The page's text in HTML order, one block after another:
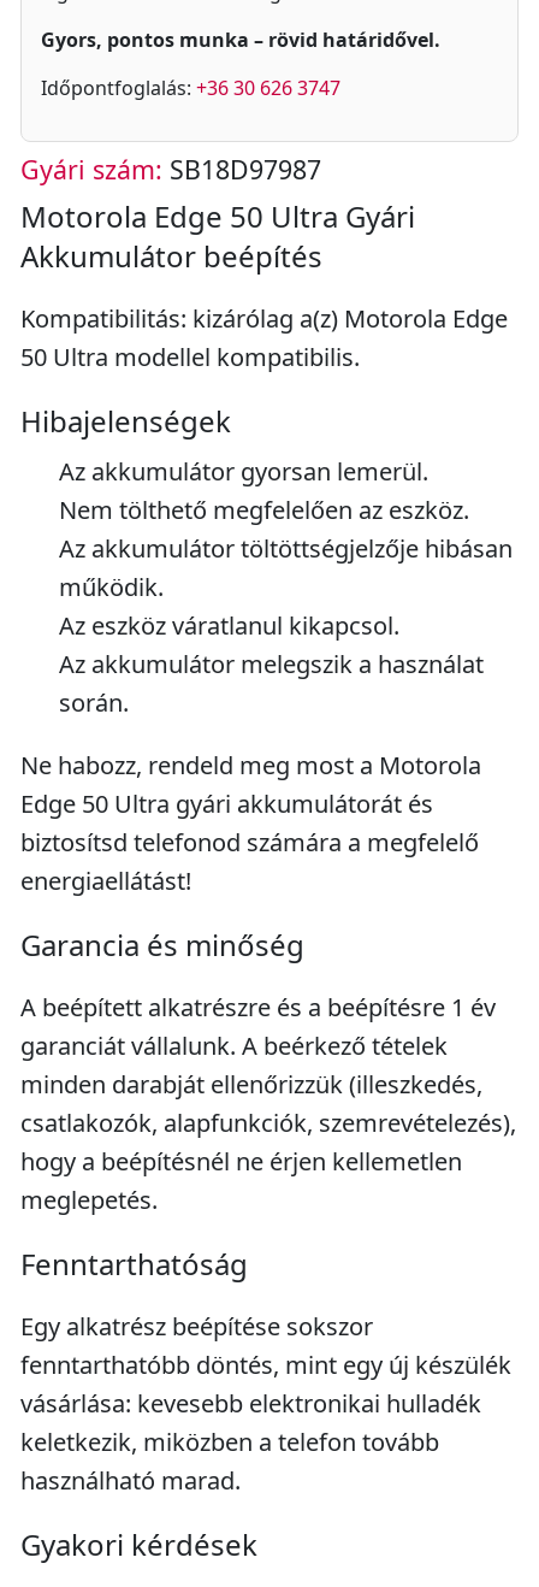
Gyors, pontos munka – rövid határidővel.
Időpontfoglalás: +36 30 626 3747
Gyári szám: SB18D97987
Motorola Edge 50 Ultra Gyári
Akkumulátor beépítés
Kompatibilitás: kizárólag a(z) Motorola Edge
50 Ultra modellel kompatibilis.
Hibajelenségek
Az akkumulátor gyorsan lemerül.
Nem tölthető megfelelően az eszköz.
Az akkumulátor töltöttségjelzője hibásan
működik.
Az eszköz váratlanul kikapcsol.
Az akkumulátor melegszik a használat
során.
Ne habozz, rendeld meg most a Motorola
Edge 50 Ultra gyári akkumulátorát és
biztosítsd telefonod számára a megfelelő
energiaellátást!
Garancia és minőség
A beépített alkatrészre és a beépítésre 1 év
garanciát vállalunk. A beérkező tételek
minden darabját ellenőrizzük (illeszkedés,
csatlakozók, alapfunkciók, szemrevételezés),
hogy a beépítésnél ne érjen kellemetlen
meglepetés.
Fenntarthatóság
Egy alkatrész beépítése sokszor
fenntarthatóbb döntés, mint egy új készülék
vásárlása: kevesebb elektronikai hulladék
keletkezik, miközben a telefon tovább
használható marad.
Gyakori kérdések